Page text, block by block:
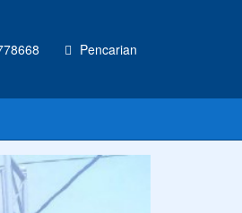
Pencarian